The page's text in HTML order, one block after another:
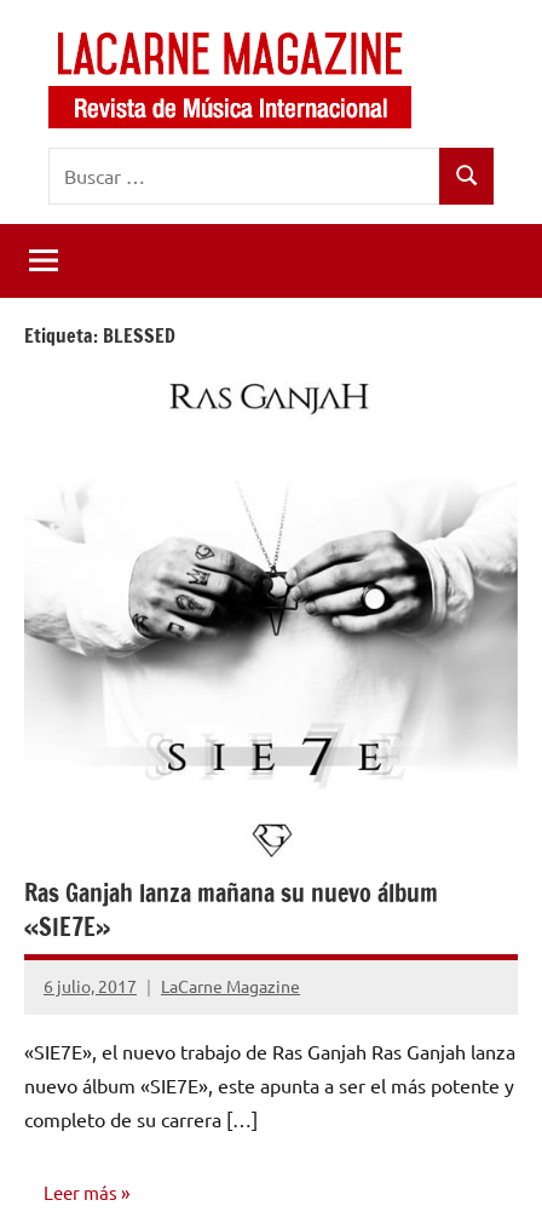
contenido
LaCarne
Magazine
de
música
internacional
Buscar
Etiqueta: BLESSED
Ras Ganjah lanza mañana su nuevo álbum
«SIE7E»
6 julio, 2017 LaCarne Magazine
No
comentarios
«SIE7E», el nuevo trabajo de Ras Ganjah Ras Ganjah lanza
nuevo álbum «SIE7E», este apunta a ser el más potente y
completo de su carrera […]
Leer más